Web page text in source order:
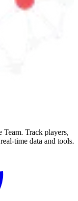
Team. Track players,
time data and tools.